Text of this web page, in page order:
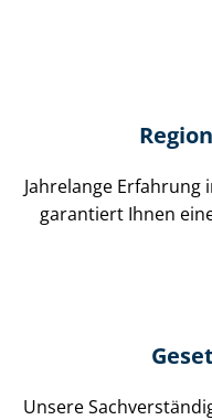
Jahrelange
garantiert Ihnen
Unsere